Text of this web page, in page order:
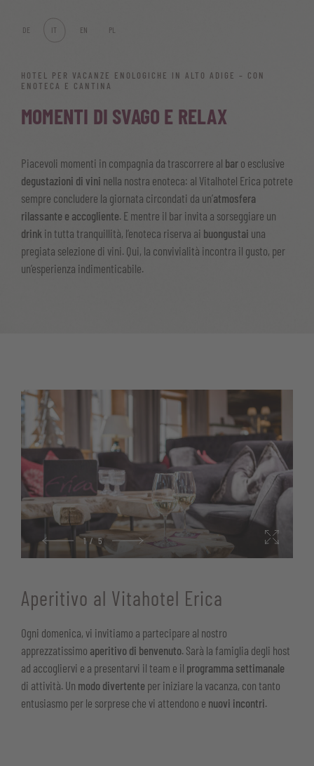
DE IT EN PL
HOTEL PER VACANZE ENOLOGICHE IN ALTO ADIGE – CON
ENOTECA E CANTINA
MOMENTI DI SVAGO E RELAX
Piacevoli momenti in compagnia da trascorrere al bar o esclusive
degustazioni di vini nella nostra enoteca: al Vitalhotel Erica potrete
sempre concludere la giornata circondati da un’atmosfera
rilassante e accogliente. E mentre il bar invita a sorseggiare un
drink in tutta tranquillità, l’enoteca riserva ai buongustai una
pregiata selezione di vini. Qui, la convivialità incontra il gusto, per
un’esperienza indimenticabile.
1 / 5
Aperitivo al Vitahotel Erica
Ogni domenica, vi invitiamo a partecipare al nostro
apprezzatissimo aperitivo di benvenuto. Sarà la famiglia degli host
ad accogliervi e a presentarvi il team e il programma settimanale
di attività. Un modo divertente per iniziare la vacanza, con tanto
entusiasmo per le sorprese che vi attendono e nuovi incontri.